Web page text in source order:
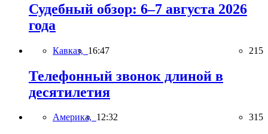
Судебный обзор: 6–7 августа 2026
года
Кавказ, 16:47 215
Телефонный звонок длиной в
десятилетия
Америка, 12:32 315